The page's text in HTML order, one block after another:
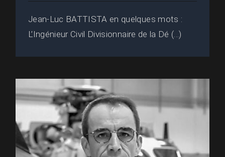
Jean-Luc BATTISTA en quelques mots :
L’Ingénieur Civil Divisionnaire de la Dé (...)